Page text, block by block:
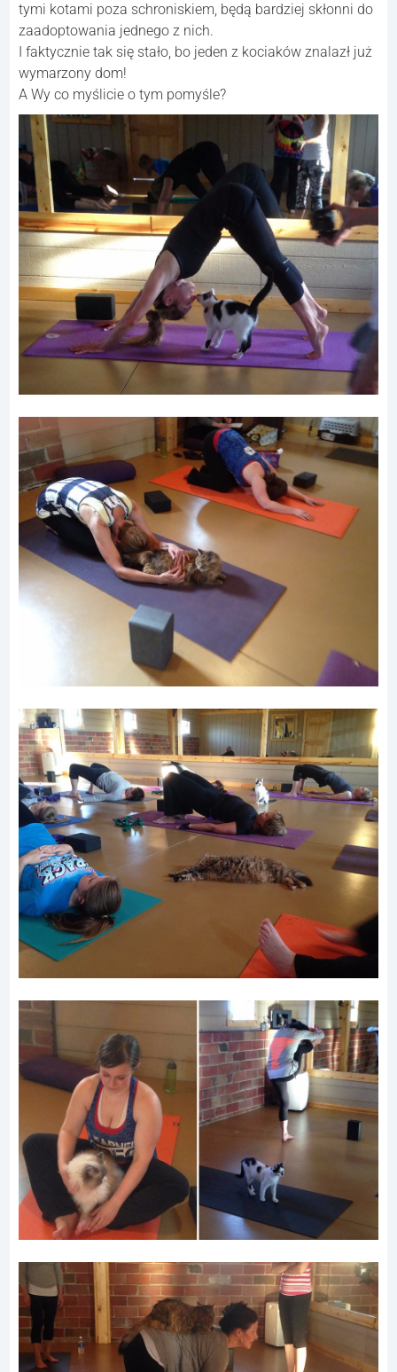
tymi kotami poza schroniskiem, będą bardziej skłonni do
zaadoptowania jednego z nich.
I faktycznie tak się stało, bo jeden z kociaków znalazł już
wymarzony dom!
A Wy co myślicie o tym pomyśle?